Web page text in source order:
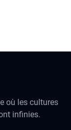
où les cultures
infinies.